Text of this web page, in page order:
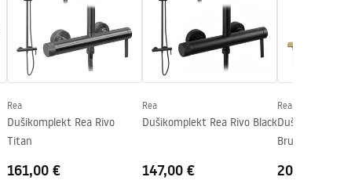
Rea
Dušikomplekt Rea Rivo
Titan
161,00 €
Rea
Dušikomplekt Rea Rivo Black
147,00 €
Rea
Brush Gold
204,00 €